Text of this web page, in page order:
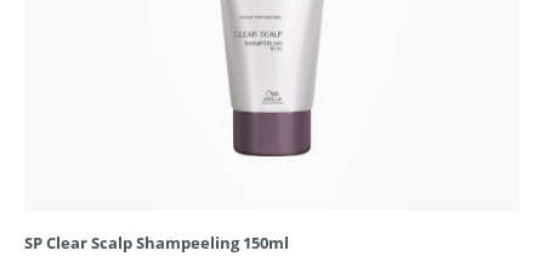
SP Clear Scalp Shampeeling 150ml